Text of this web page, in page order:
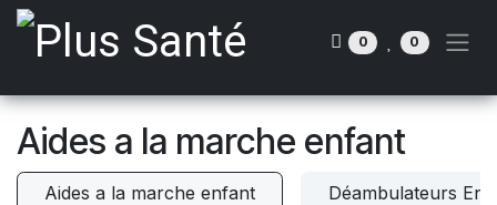
Se rendre au contenu
0 0
Aides a la marche enfant
Aides a la marche enfant Déambulateurs